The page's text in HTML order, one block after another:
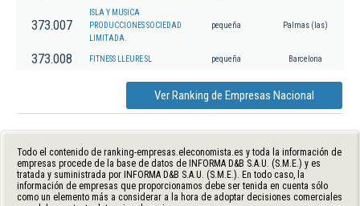
373.007
ISLA Y MUSICA
PRODUCCIONES SOCIEDAD
LIMITADA.
pequeña Palmas (las)
373.008 FITNESS LLEURE SL pequeña Barcelona
Ver Ranking de Empresas Nacional
Todo el contenido de ranking-empresas.eleconomista.es y toda la información de
empresas procede de la base de datos de INFORMA D&B S.A.U. (S.M.E.) y es
tratada y suministrada por INFORMA D&B S.A.U. (S.M.E.). En todo caso, la
información de empresas que proporcionamos debe ser tenida en cuenta sólo
como un elemento más a considerar a la hora de adoptar decisiones comerciales